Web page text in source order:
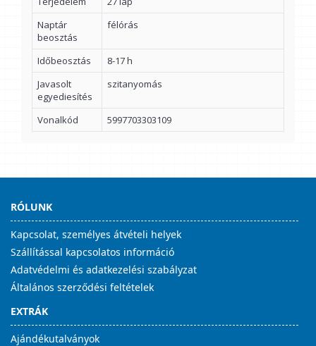
Naptár
beosztás
félórás
Időbeosztás
8-17 h
Javasolt
egyediesítés
szitanyomás
Vonalkód 5997703303109
RÓLUNK
Kapcsolat, személyes átvételi helyek
Szállítással kapcsolatos információ
Adatvédelmi és adatkezelési szabályzat
Általános szerződési feltételek
EXTRÁK
Ajándékutalványok